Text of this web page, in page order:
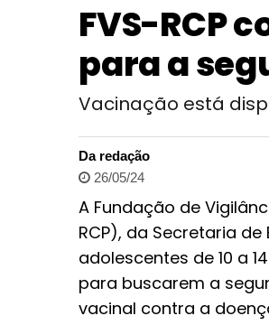
FVS-RCP
para a
Vacinação está
Da redação
26/05/24
A Fundação de
RCP), da Secretaria
adolescentes de 10 a
para buscarem a
vacinal contra a